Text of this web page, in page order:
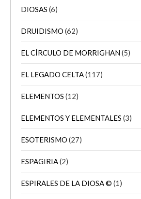
DIOSAS (6)
DRUIDISMO (62)
EL CÍRCULO DE MORRIGHAN(5)
EL LEGADO CELTA(117)
ELEMENTOS (12)
ELEMENTOS Y ELEMENTALES (3)
ESOTERISMO (27)
ESPAGIRIA(2)
ESPIRALES DE LA DIOSA © (1)